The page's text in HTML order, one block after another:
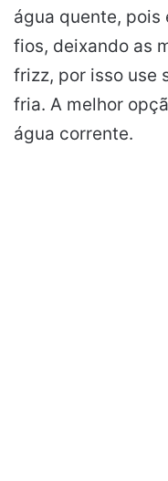
água quente,
fios, deixando as
frizz, por isso use
fria. A melhor
água corrente.